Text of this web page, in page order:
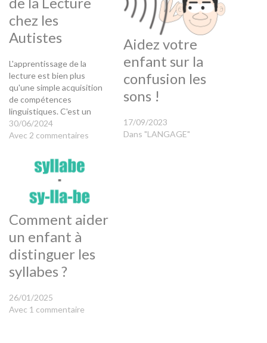
chez les
Autistes
L'apprentissage de la
lecture est bien plus
qu'une simple acquisition
de compétences
linguistiques. C'est un
processus clé dans le
développement cognitif,
processus peut présenter
des défis spécifiques pour
les personnes autistes.
Ces défis nécessitent une
approche adaptée et
bienveillante. Les
Difficultés Rencontrées
par les Personnes
Autistes…
30/06/2024
Avec 2 commentaires
Aidez votre
enfant sur la
confusion les
sons !
17/09/2023
Dans "LANGAGE"
Comment aider
un enfant à
distinguer les
syllabes ?
26/01/2025
Avec 1 commentaire